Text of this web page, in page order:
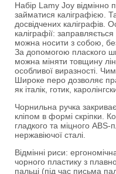
Набір Lamy Joy відмінно
займатися каліграфією.
досвідчених каліграфів.
каліграфії:
можна носити з собою,
За допомогою плаского
можна міняти товщину
особливої виразності.
Широке перо дозволяє
як італік, готик,
Чорнильна ручка
кліпом в формі скріпки.
гладкого та міцного ABS-
нержавіючої сталі.
Відмінні риси:
чорного пластику з
пальці (під час письма